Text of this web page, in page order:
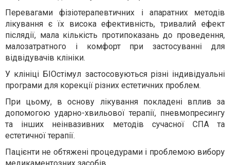
Перевагами фізіотерапевтичних і апаратних методів
лікування є їх висока ефективність, тривалий ефект
післядії, мала кількість протипоказань до проведення,
малозатратного і комфорт при застосуванні для
відвідувачів клініки.
У клініці БІОстімул застосовуються різні індивідуальні
програми для корекції різних естетичних проблем.
При цьому, в основу лікування покладені вплив за
допомогою ударно-хвильової терапії, пневмопресингу
та інших неінвазивних методів сучасної СПА та
естетичної терапії.
Пацієнти не обтяжені процедурами і проблемою вибору